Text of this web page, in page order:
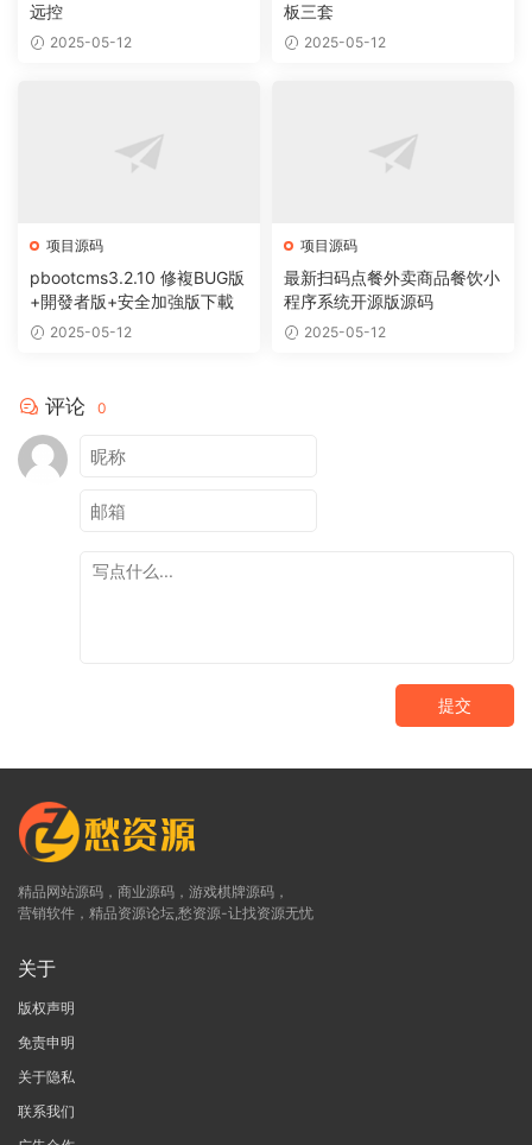
远控
2025-05-12
板三套
2025-05-12
项目源码
pbootcms3.2.10 修複BUG版
+開發者版+安全加強版下載
2025-05-12
项目源码
最新扫码点餐外卖商品餐饮小
程序系统开源版源码
2025-05-12
评论 0
提交
精品网站源码，商业源码，游戏棋牌源码，
营销软件，精品资源论坛,愁资源-让找资源无忧
关于
版权声明
免责申明
关于隐私
联系我们